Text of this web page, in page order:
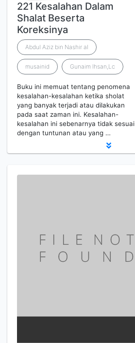
221 Kesalahan Dalam
Shalat Beserta
Koreksinya
Abdul Aziz bin Nashir al
musainid Gunaim Ihsan,Lc
Buku ini memuat tentang penomena
kesalahan-kesalahan ketika sholat
yang banyak terjadi atau dilakukan
pada saat zaman ini. Kesalahan-
kesalahan ini sebenarnya tidak sesuai
dengan tuntunan atau yang …